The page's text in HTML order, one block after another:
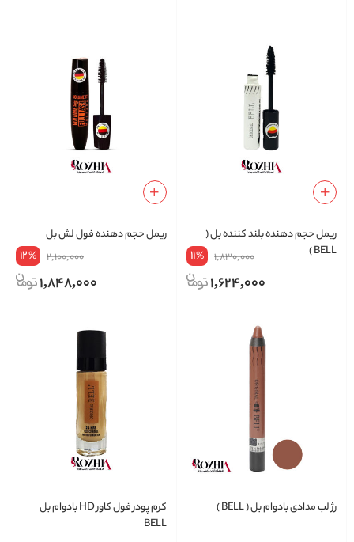
ریمل حجم دهنده بلند کننده بل (
BELL )
1,830,000
11%
1,624,000
ریمل حجم دهنده فول لش بل
2,100,000
12%
1,848,000
رژ لب مدادی بادوام بل ( BELL )
کرم پودر فول کاور HD بادوام بل
BELL